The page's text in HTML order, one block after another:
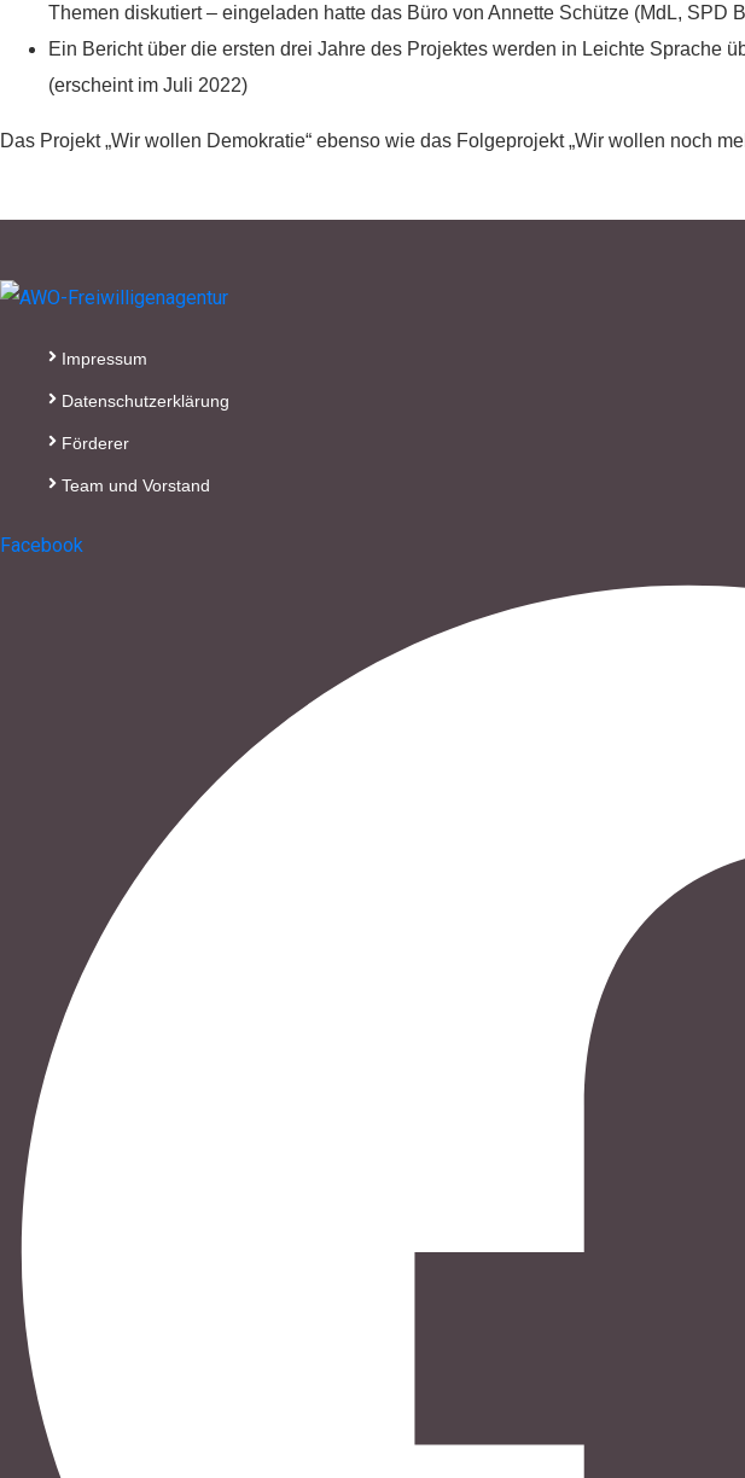
Themen diskutiert – eingeladen hatte das Büro von Annette Schütze (MdL, SPD
Ein Bericht über die ersten drei Jahre des Projektes werden in Leichte Sprache
(erscheint im Juli 2022)
Das Projekt „Wir wollen Demokratie“ ebenso wie das Folgeprojekt „Wir wollen noch
Impressum
Datenschutzerklärung
Förderer
Team und Vorstand
Facebook